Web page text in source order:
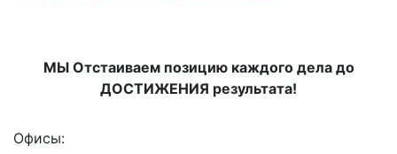
МЫ Отстаиваем позицию каждого дела до
ДОСТИЖЕНИЯ результата!
Офисы: